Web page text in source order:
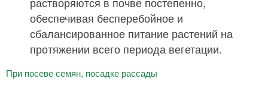
обеспечивая бесперебойное и
сбалансированное питание растений на
протяжении всего периода вегетации.
При посеве семян, посадке рассады